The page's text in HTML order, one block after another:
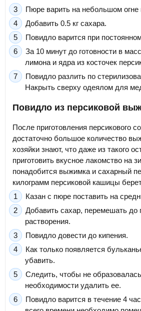
Пюре варить на небольшом огне
Добавить 0.5 кг сахара.
Повидло варится при
За 10 минут до готовности в
лимона и ядра из косточек
Повидло разлить по
Накрыть сверху одеялом для
Повидло из персиковой
После приготовления персикового
достаточно большое количество
хозяйки знают, что даже из такого
приготовить вкусное лакомство на
понадобится выжимка и сахарный
килограмм персиковой кашицы
Казан с пюре поставить на
Добавить сахар, перемешать до
растворения.
Повидло довести до кипения.
Как только появляется
убавить.
Следить, чтобы не
необходимости удалить ее.
Повидло варится в течение 4